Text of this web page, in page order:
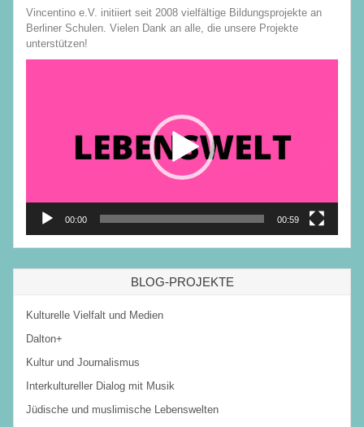
Vincentino e.V. initiiert seit 2008 vielfältige Bildungsprojekte an
Berliner Schulen. Vielen Dank an alle, die unsere Projekte
unterstützen!
00:00 00:59
BLOG-PROJEKTE
Kulturelle Vielfalt und Medien
Dalton+
Kultur und Journalismus
Interkultureller Dialog mit Musik
Jüdische und muslimische Lebenswelten